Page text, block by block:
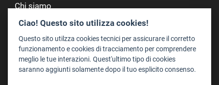
Chi siamo
Redazione
Staff
Format - Centro Audiovisivi
Trentino Film Commission
Ciao! Questo sito utilizza cookies!
Questo sito utilzza cookies tecnici per assicurare il corretto
funzionamento e cookies di tracciamento per comprendere
meglio le tue interazioni. Quest'ultimo tipo di cookies
saranno aggiunti solamente dopo il tuo esplicito consenso.